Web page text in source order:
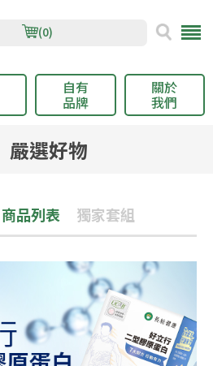
(0)
自有
品牌
關於
我們
嚴選好物
商品列表 獨家套組